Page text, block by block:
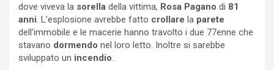
dove viveva la sorella della vittima, Rosa Pagano di 81
anni. L’esplosione avrebbe fatto crollare la parete
dell’immobile e le macerie hanno travolto i due 77enne che
stavano dormendo nel loro letto. Inoltre si sarebbe
sviluppato un incendio.